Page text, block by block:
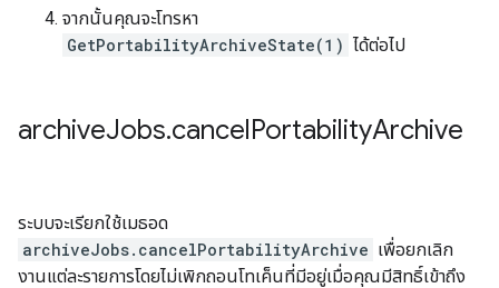
จากนั้นคุณจะโทรหา
GetPortabilityArchiveState(1) ได้ต่อไป
archiveJobs.cancelPortabilityArchive
ระบบจะเรียกใช้เมธอด
archiveJobs.cancelPortabilityArchive เพื่อยกเลิก
งานแต่ละรายการโดยไม่เพิกถอนโทเค็นที่มีอยู่เมื่อคุณมีสิทธิ์เข้าถึง